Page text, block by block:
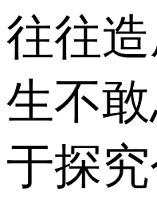
往往
生不
于探